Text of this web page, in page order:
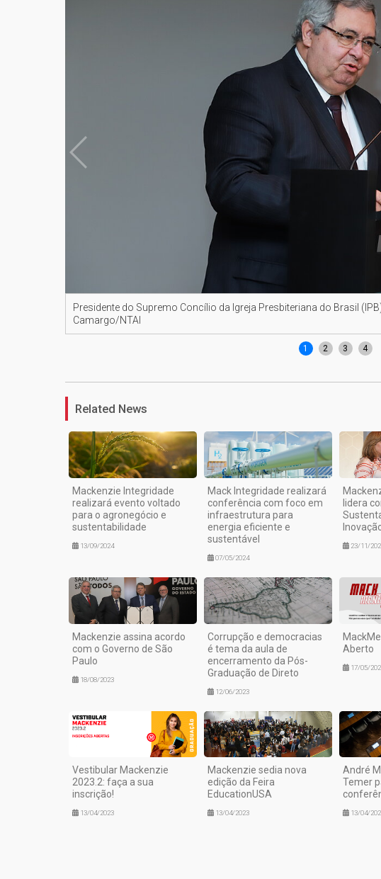
Presidente do Supremo Concílio da Igreja Presbiteriana do Brasil
Camargo/NTAI
1 2 3 4
Related News
Mackenzie Integridade
realizará evento voltado
para o agronegócio e
sustentabilidade
13/09/2024
Mack Integridade realizará
conferência com foco em
infraestrutura para
energia eficiente e
sustentável
07/05/2024
lidera
23/11/
Mackenzie assina acordo
com o Governo de São
Paulo
18/08/2023
Corrupção e democracias
é tema da aula de
encerramento da Pós-
Graduação de Direto
12/06/2023
Aberto
17/05/
Vestibular Mackenzie
2023.2: faça a sua
inscrição!
13/04/2023
Mackenzie sedia nova
edição da Feira
EducationUSA
13/04/2023
André
Temer
13/04/